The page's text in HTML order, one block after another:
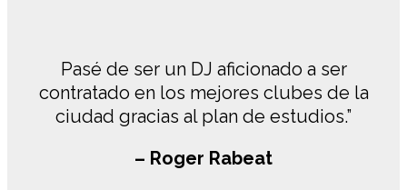
Pasé de ser un DJ aficionado a ser
contratado en los mejores clubes de la
ciudad gracias al plan de estudios.”
– Roger Rabeat